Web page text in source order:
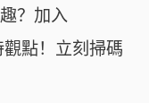
？加入
點！立刻掃碼